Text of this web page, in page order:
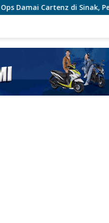
Perkuat Pendekatan